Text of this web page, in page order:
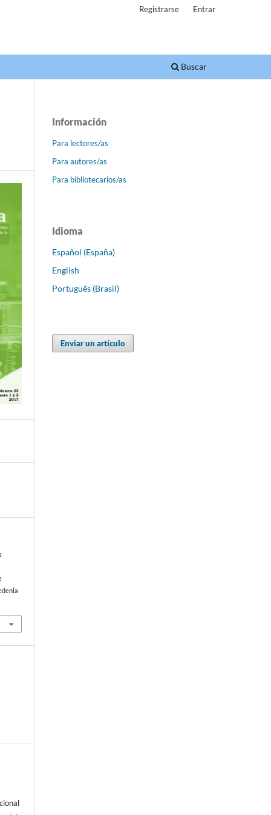
Buscar
Registrarse Entrar
Información
Para lectores/as
Para autores/as
Para bibliotecarios/as
Idioma
Español (España)
English
Português (Brasil)
Enviar un artículo